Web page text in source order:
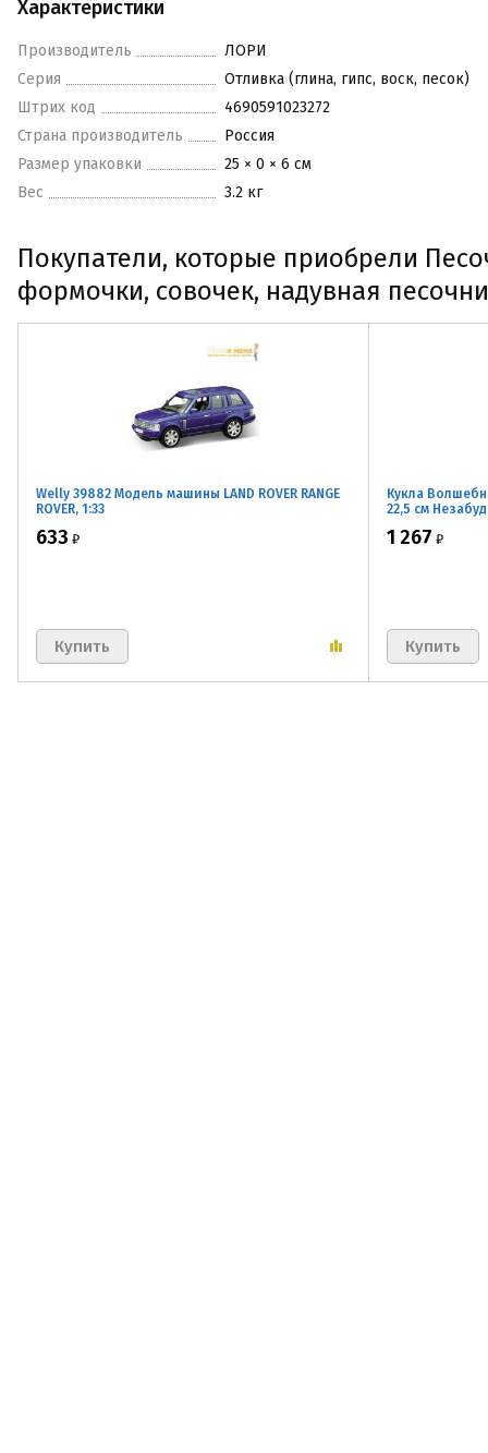
Характеристики
Производитель
ЛОРИ
Серия
Отливка (глина, гипс, воск, песок)
Штрих код
4690591023272
Страна производитель
Россия
Размер упаковки
25 × 0 × 6 см
Вес
3.2 кг
Покупатели, которые приобрели
формочки, совочек, надувная
Welly 39882 Модель машины LAND ROVER RANGE
ROVER, 1:33
633 ₽
Кукла
22,5 см
1 267 ₽